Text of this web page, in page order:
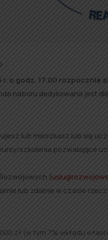
r. o godz. 17.00
naboru dedykowana jest
lub mieszkasz lub się
szkolenia pozwalające
(
lub zdalnie w czasie
zł (w tym 7% wkładu